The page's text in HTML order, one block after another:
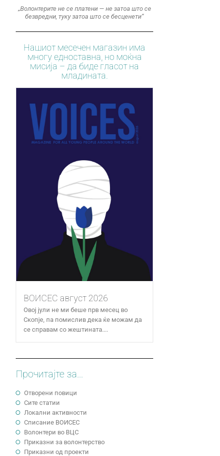
„Волонтерите не се платени — не затоа што се
безвредни, туку затоа што се бесценети“
Нашиот месечен магазин има
многу едноставна, но моќна
мисија – да биде гласот на
младината.
ВОИСЕС август 2026
Овој јули не ми беше прв месец во
Скопје, па помислив дека ќе можам да
се справам со жештината....
Прочитајте за...
Отворени повици
Сите статии
Локални активности
Cписание ВОИСЕС
Волонтери во ВЦС
Приказни за волонтерство
Приказни од проекти